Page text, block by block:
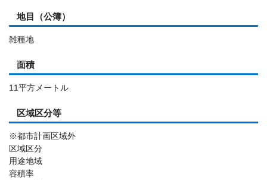
地目（公簿）
雑種地
面積
11平方メートル
区域区分等
※都市計画区域外
区域区分
用途地域
容積率